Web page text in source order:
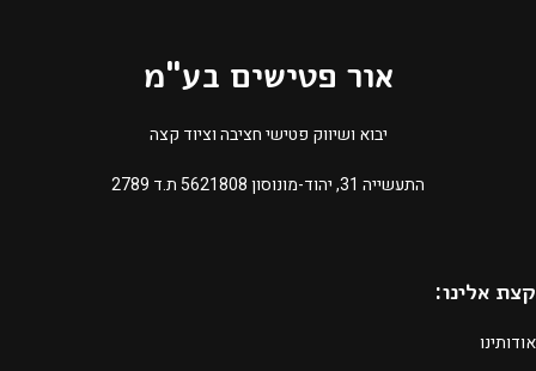
אור פטישים בע"מ
יבוא ושיווק פטישי חציבה וציוד קצה
התעשייה 31, יהוד-מונוסון 5621808 ת.ד 2789​
קצת אלינו:
אודותינו